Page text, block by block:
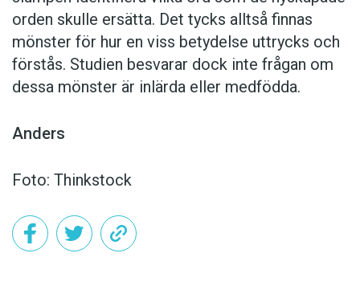
orden skulle ersätta. Det tycks alltså finnas
mönster för hur en viss betydelse uttrycks och
förstås. Studien besvarar dock inte frågan om
dessa mönster är inlärda eller medfödda.
Anders
Foto: Thinkstock